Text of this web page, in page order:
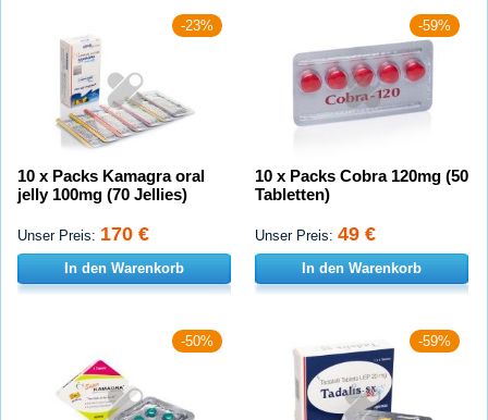
-23%
10 x Packs Kamagra oral
jelly 100mg (70 Jellies)
Unser Preis: 170 €
In den Warenkorb
-59%
10 x Packs Cobra 120mg (50
Tabletten)
Unser Preis: 49 €
In den Warenkorb
-50% -59%